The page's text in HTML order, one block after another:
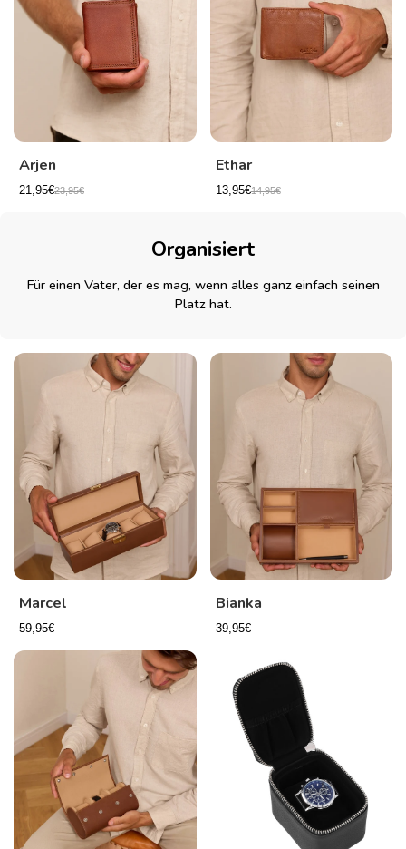
Arjen
21,95€23,95€
Ethar
13,95€14,95€
Organisiert
Für einen Vater, der es mag, wenn alles ganz einfach seinen
Platz hat.
Marcel
59,95€
Bianka
39,95€